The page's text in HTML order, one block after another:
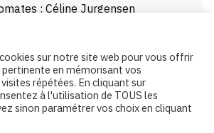
: Céline Jurgensen
: La Mer Noire enjeux stratégiques
10/25sur notre site web pour vous offrir
en mémorisant vos
répétées. En cliquant sur
à l'utilisation de TOUS les
sinon paramétrer vos choix en cliquant